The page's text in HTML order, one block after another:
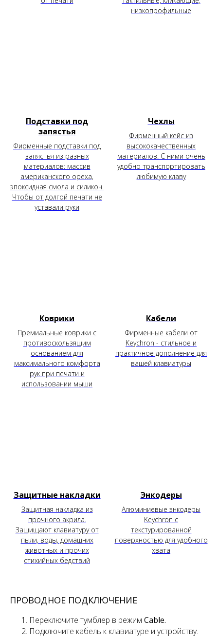
низкопрофильные
Подставки под
запястья
Фирменные подставки под
запястья из разных
материалов: массив
американского ореха,
эпоксидная смола и силикон.
Чтобы от долгой печати не
уставали руки
Чехлы
Фирменный кейс из
высококачественных
материалов. С ними очень
удобно транспортировать
любимую клаву
Коврики
Премиальные коврики с
противоскользящим
основанием для
максимального комфорта
рук при печати и
использовании мыши
Кабели
Фирменные кабели от
Keychron - стильное и
практичное дополнение для
вашей клавиатуры
Защитные накладки
Защитная накладка из
прочного акрила.
Защищают клавиатуру от
пыли, воды, домашних
животных и прочих
стихийных бедствий
Энкодеры
Алюминиевые энкодеры
Keychron с
текстурированной
поверхностью для удобного
хвата
ПРОВОДНОЕ ПОДКЛЮЧЕНИЕ
Переключите тумблер в режим Cable.
Подключите кабель к клавиатуре и устройству.